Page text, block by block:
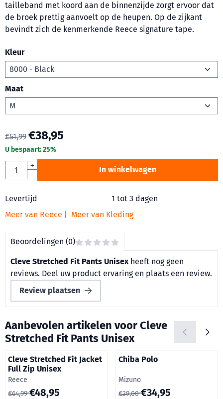
tailleband met koord aan de binnenzijde zorgt ervoor dat
de broek prettig aanvoelt op de heupen. Op de zijkant
bevindt zich de kenmerkende Reece signature tape.
Kleur
Maat
€51,99 €38,95
U bespaart:25%
Aantal
+
-
In winkelwagen
Levertijd
1 tot 3 dagen
Meer van Reece
Meer van Kleding
Beoordelingen (0)
Cleve Stretched Fit Pants Unisex heeft nog geen
reviews. Deel uw product ervaring en plaats een review.
Review plaatsen
Aanbevolen artikelen voorCleve
Stretched Fit Pants Unisex
Cleve Stretched Fit Jacket
Full Zip Unisex
Merk:
Reece
Van 64,99 voor 48,95
€64,99€48,95
Chiba Polo
Merk:
Mizuno
Van 39,00 voor 34,95
€39,00€34,95